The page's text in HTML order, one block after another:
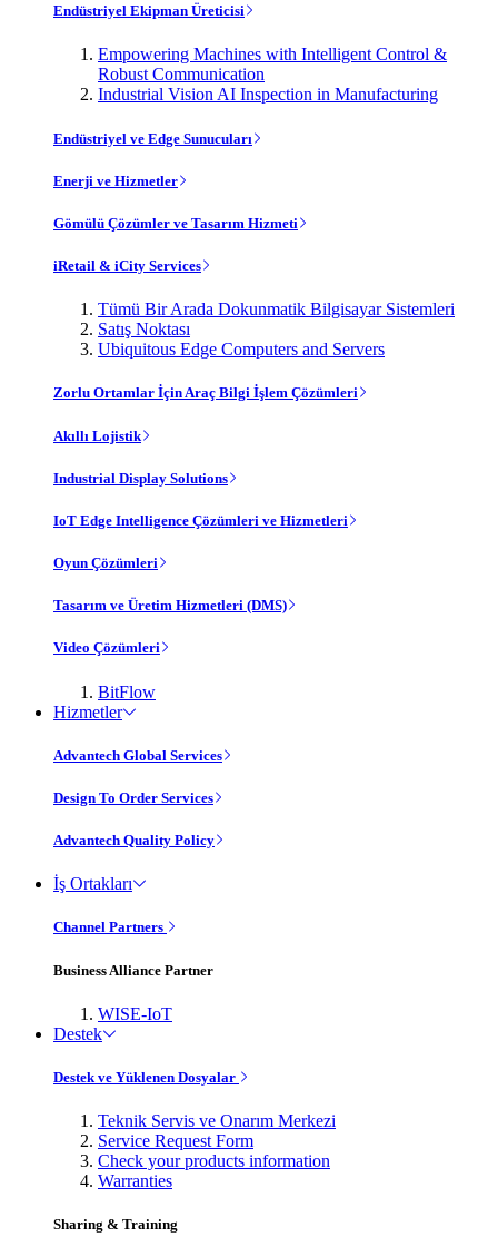
Endüstriyel Ekipman Üreticisi
Empowering Machines with Intelligent Control &
Robust Communication
Industrial Vision AI Inspection in Manufacturing
Endüstriyel ve Edge Sunucuları
Enerji ve Hizmetler
Gömülü Çözümler ve Tasarım Hizmeti
iRetail & iCity Services
Tümü Bir Arada Dokunmatik Bilgisayar Sistemleri
Satış Noktası
Ubiquitous Edge Computers and Servers
Zorlu Ortamlar İçin Araç Bilgi İşlem Çözümleri
Akıllı Lojistik
Industrial Display Solutions
IoT Edge Intelligence Çözümleri ve Hizmetleri
Oyun Çözümleri
Tasarım ve Üretim Hizmetleri (DMS)
Video Çözümleri
BitFlow
Hizmetler
Advantech Global Services
Design To Order Services
Advantech Quality Policy
İş Ortakları
Channel Partners
Business Alliance Partner
WISE-IoT
Destek
Destek ve Yüklenen Dosyalar
Teknik Servis ve Onarım Merkezi
Service Request Form
Check your products information
Warranties
Sharing & Training